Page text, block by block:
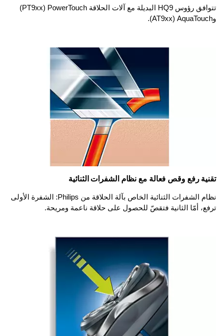
تتوافق رؤوس HQ9 البديلة مع آلات الحلاقة PowerTouch ‏(PT9xx)
وAquaTouch‏ (AT9xx).
تقنية رفع وقص فعالة مع نظام الشفرات الثنائية
نظام الشفرات الثنائية الخاص بآلة الحلاقة من Philips: الشفرة الأولى
ترفع، أمّا الثانية فتقصّ للحصول على حلاقة ناعمة ومريحة.